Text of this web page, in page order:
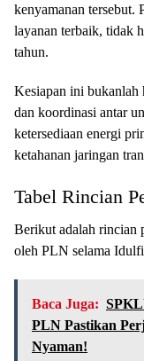
kenyamanan tersebut.
layanan terbaik, tidak
tahun.
Kesiapan ini bukanlah
dan koordinasi antar
ketersediaan energi
ketahanan jaringan
Tabel Rincian
Berikut adalah rincian
oleh PLN selama
Baca Juga:
PLN Pastikan
Nyaman!